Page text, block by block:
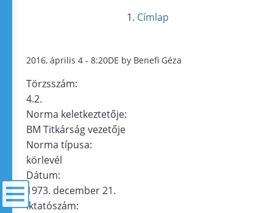
Címlap
2016, április 4 - 8:20DE by Benefi Géza
Törzsszám:
4.2.
Norma keletkeztetője:
BM Titkárság vezetője
Norma típusa:
körlevél
Dátum:
1973. december 21.
Iktatószám: